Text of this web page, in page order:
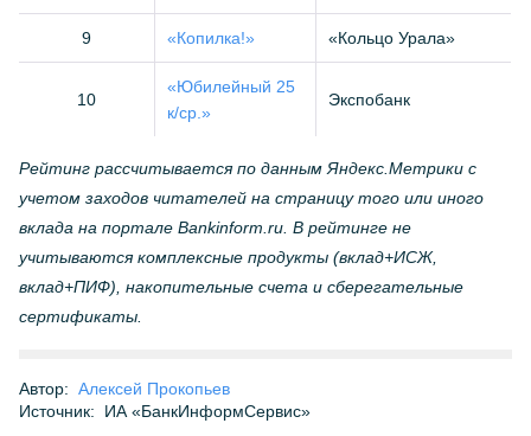
9 «Копилка!» «Кольцо Урала»
10
«Юбилейный 25
к/ср.»
Экспобанк
Рейтинг рассчитывается по данным Яндекс.Метрики с
учетом заходов читателей на страницу того или иного
вклада на портале Bankinform.ru. В рейтинге не
учитываются комплексные продукты (вклад+ИСЖ,
вклад+ПИФ), накопительные счета и сберегательные
сертификаты.
Автор: Алексей Прокопьев
Источник:
ИА «БанкИнформСервис»